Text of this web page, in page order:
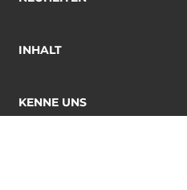
INHALT
KENNE UNS